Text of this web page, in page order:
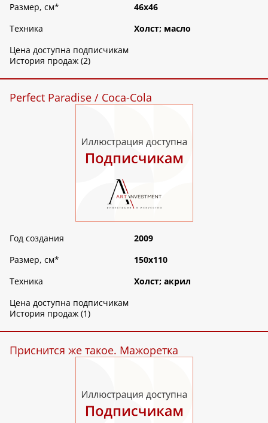
Размер, см*
46х46
Техника
Холст; масло
Цена доступна подписчикам
История продаж (2)
Perfect Paradise / Coca-Cola
Год создания
2009
Размер, см*
150х110
Техника
Холст; акрил
Цена доступна подписчикам
История продаж (1)
Приснится же такое. Мажоретка